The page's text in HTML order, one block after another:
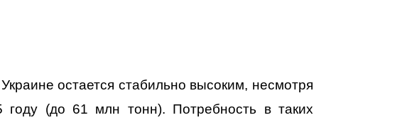
остается стабильно высоким, несмотря
(до 61 млн тонн). Потребность в таких